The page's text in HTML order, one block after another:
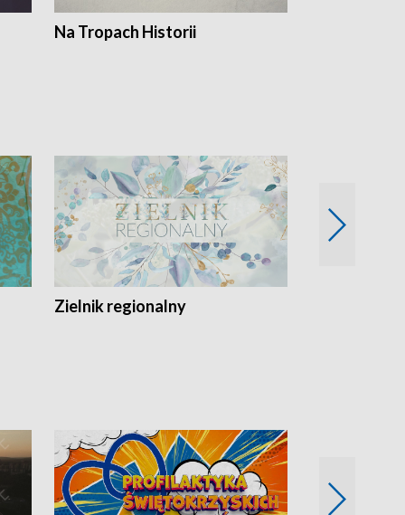
Na Tropach Historii
Zielnik regionalny